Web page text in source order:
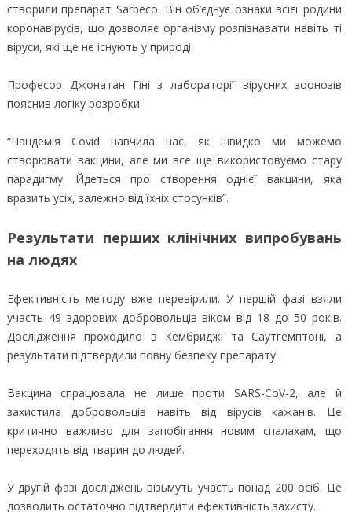
створили препарат Sarbeco. Він об’єднує ознаки всієї родини
коронавірусів, що дозволяє організму розпізнавати навіть ті
віруси, які ще не існують у природі.
Професор Джонатан Гіні з лабораторії вірусних зоонозів
пояснив логіку розробки:
“Пандемія Covid навчила нас, як швидко ми можемо
створювати вакцини, але ми все ще використовуємо стару
парадигму. Йдеться про створення однієї вакцини, яка
вразить усіх, залежно від їхніх стосунків”.
Результати перших клінічних випробувань
на людях
Ефективність методу вже перевірили. У першій фазі взяли
участь 49 здорових добровольців віком від 18 до 50 років.
Дослідження проходило в Кембриджі та Саутгемптоні, а
результати підтвердили повну безпеку препарату.
Вакцина спрацювала не лише проти SARS-CoV-2, але й
захистила добровольців навіть від вірусів кажанів. Це
критично важливо для запобігання новим спалахам, що
переходять від тварин до людей.
У другій фазі досліджень візьмуть участь понад 200 осіб. Це
дозволить остаточно підтвердити ефективність захисту.